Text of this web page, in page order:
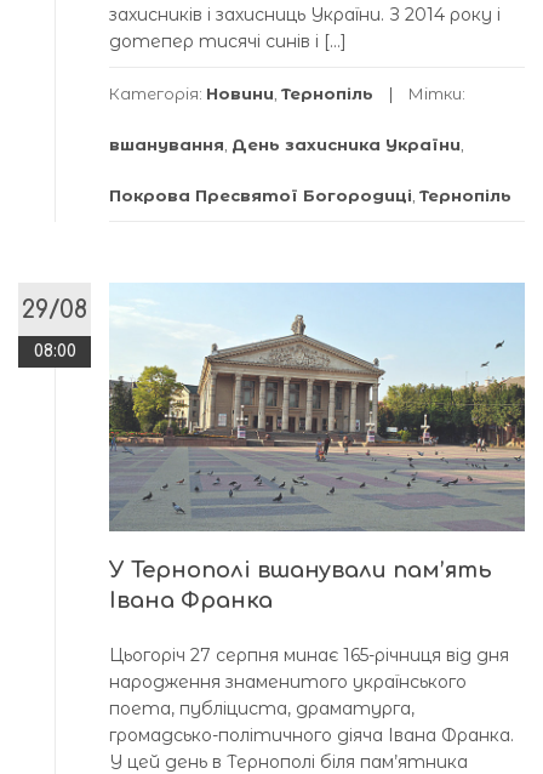
захисників і захисниць України. З 2014 року і
дотепер тисячі синів і […]
Категорія: Новини Тернопіль Мітки:
вшанування День захисника України
Покрова Пресвятої Богородиці Тернопіль
29/08
08:00
У Тернополі вшанували пам’ять
Івана Франка
Цьогоріч 27 серпня минає 165-річниця від дня
народження знаменитого українського
поета, публіциста, драматурга,
громадсько-політичного діяча Івана Франка.
У цей день в Тернополі біля пам’ятника